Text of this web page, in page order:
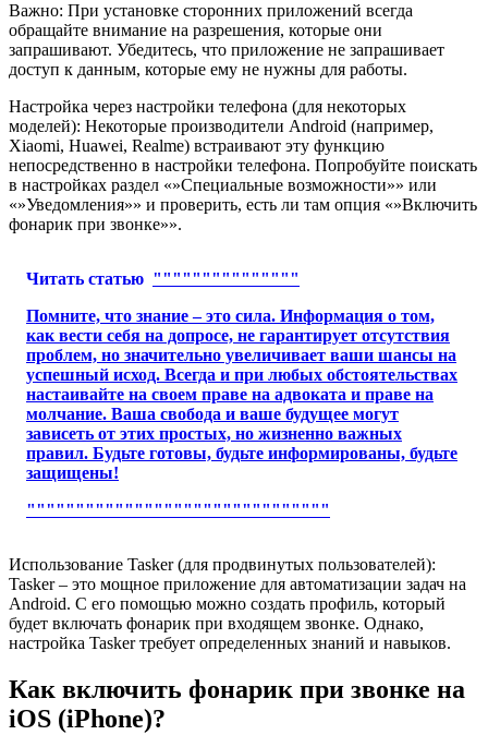
Важно: При установке сторонних приложений всегда
обращайте внимание на разрешения, которые они
запрашивают. Убедитесь, что приложение не запрашивает
доступ к данным, которые ему не нужны для работы.
Настройка через настройки телефона (для некоторых
моделей): Некоторые производители Android (например,
Xiaomi, Huawei, Realme) встраивают эту функцию
непосредственно в настройки телефона. Попробуйте поискать
в настройках раздел «»Специальные возможности»» или
«»Уведомления»» и проверить, есть ли там опция «»Включить
фонарик при звонке»».
Читать статью """""""""""""""
Помните, что знание – это сила. Информация о том,
как вести себя на допросе, не гарантирует отсутствия
проблем, но значительно увеличивает ваши шансы на
успешный исход. Всегда и при любых обстоятельствах
настаивайте на своем праве на адвоката и праве на
молчание. Ваша свобода и ваше будущее могут
зависеть от этих простых, но жизненно важных
правил. Будьте готовы, будьте информированы, будьте
защищены!
"""""""""""""""""""""""""""""""
Использование Tasker (для продвинутых пользователей):
Tasker – это мощное приложение для автоматизации задач на
Android. С его помощью можно создать профиль, который
будет включать фонарик при входящем звонке. Однако,
настройка Tasker требует определенных знаний и навыков.
Как включить фонарик при звонке на
iOS (iPhone)?